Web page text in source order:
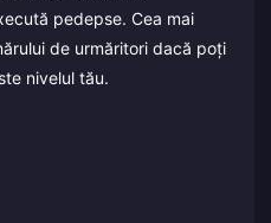
pedepse. Cea mai
de urmăritori dacă poți
nivelul tău.